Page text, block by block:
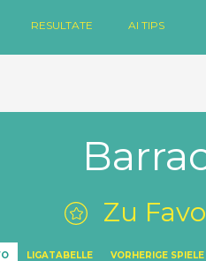
RESULTATE AI TIPS
Zu
LIGATABELLE VORHERIGE SPIELE